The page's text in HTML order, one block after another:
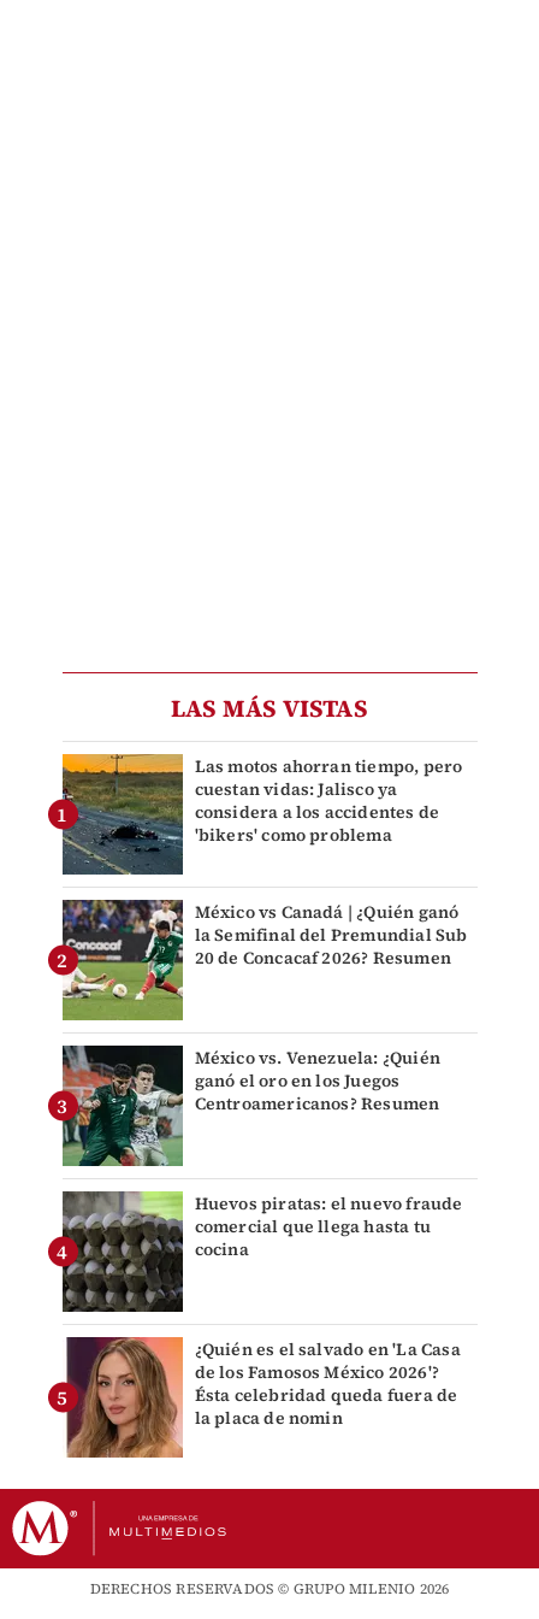
LAS MÁS VISTAS
Las motos ahorran tiempo, pero
cuestan vidas: Jalisco ya
considera a los accidentes de
'bikers' como problema
México vs Canadá | ¿Quién ganó
la Semifinal del Premundial Sub
20 de Concacaf 2026? Resumen
México vs. Venezuela: ¿Quién
ganó el oro en los Juegos
Centroamericanos? Resumen
Huevos piratas: el nuevo fraude
comercial que llega hasta tu
cocina
¿Quién es el salvado en 'La Casa
de los Famosos México 2026'?
Ésta celebridad queda fuera de
la placa de nomin
DERECHOS RESERVADOS © GRUPO MILENIO 2026